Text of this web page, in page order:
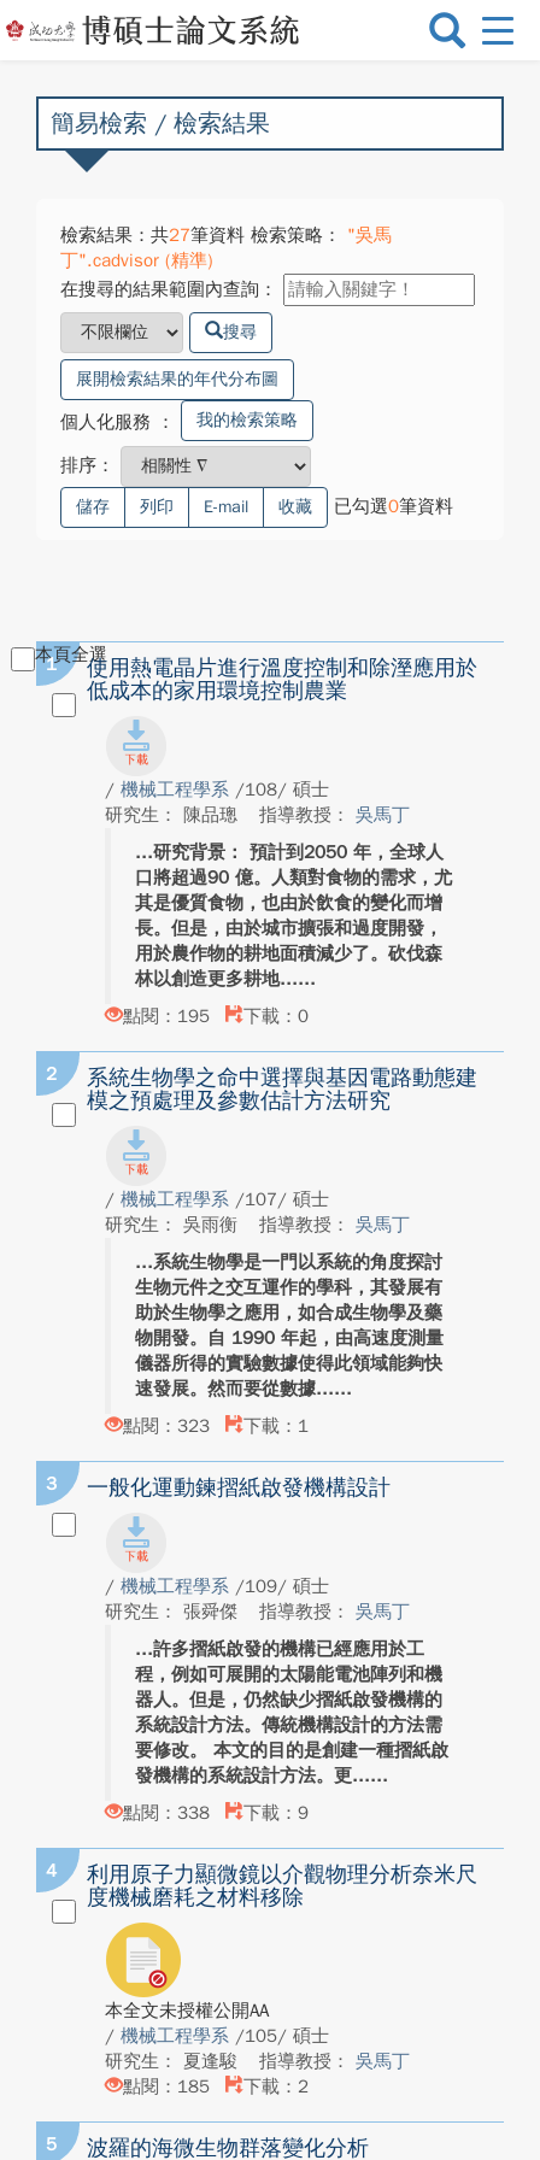
選
換
簡易檢索 / 檢索結果
檢索結果：共27筆資料 檢索策略：
"吳馬
丁".cadvisor (精準)
在搜尋的結果範圍內查詢：
搜尋
展開檢索結果的年代分布圖
個人化服務 ： 我的檢索策略
排序：
儲存 列印 E-mail 收藏 已勾選0筆資料
本頁全選
1
使用熱電晶片進行溫度控制和除溼應用於
低成本的家用環境控制農業
/ 機械工程學系 /108/ 碩士
研究生： 陳品璁
指導教授： 吳馬丁
研究背景： 預計到2050 年，全球人
口將超過90 億。人類對食物的需求，尤
其是優質食物，也由於飲食的變化而增
長。但是，由於城市擴張和過度開發，
用於農作物的耕地面積減少了。砍伐森
林以創造更多耕地...
點閱：195
下載：0
2
系統生物學之命中選擇與基因電路動態建
模之預處理及參數估計方法研究
/ 機械工程學系 /107/ 碩士
研究生： 吳雨衡
指導教授： 吳馬丁
系統生物學是一門以系統的角度探討
生物元件之交互運作的學科，其發展有
助於生物學之應用，如合成生物學及藥
物開發。自 1990 年起，由高速度測量
儀器所得的實驗數據使得此領域能夠快
速發展。然而要從數據...
點閱：323
下載：1
3 一般化運動鍊摺紙啟發機構設計
/ 機械工程學系 /109/ 碩士
研究生： 張舜傑
指導教授： 吳馬丁
許多摺紙啟發的機構已經應用於工
程，例如可展開的太陽能電池陣列和機
器人。但是，仍然缺少摺紙啟發機構的
系統設計方法。傳統機構設計的方法需
要修改。 本文的目的是創建一種摺紙啟
發機構的系統設計方法。更...
點閱：338
下載：9
4
利用原子力顯微鏡以介觀物理分析奈米尺
度機械磨耗之材料移除
本全文未授權公開AA
/ 機械工程學系 /105/ 碩士
研究生： 夏逢駿
指導教授： 吳馬丁
點閱：185
下載：2
5 波羅的海微生物群落變化分析